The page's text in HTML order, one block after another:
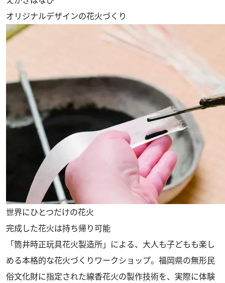
オリジナルデザインの花火づくり
世界にひとつだけの花火
完成した花火は持ち帰り可能
「筒井時正玩具花火製造所」による、大人も子どもも楽し
める本格的な花火づくりワークショップ。福岡県の無形民
俗文化財に指定された線香花火の製作技術を、実際に体験